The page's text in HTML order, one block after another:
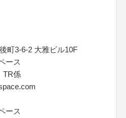
町3-6-2 大雅ビル10F
ース
TR係
ース